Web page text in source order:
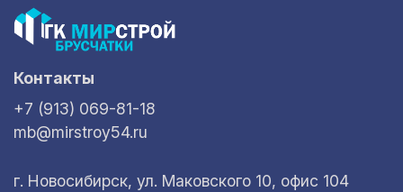
Контакты
+7 (913) 069-81-18
mb@mirstroy54.ru
г. Новосибирск, ул. Маковского 10, офис 104